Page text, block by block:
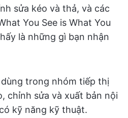
sửa kéo và thả, và các
You See is What You
là những gì bạn nhận
trong nhóm tiếp thị
chỉnh sửa và xuất bản nội
kỹ năng kỹ thuật.